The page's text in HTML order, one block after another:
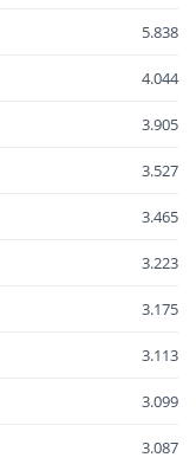
5.838
4.044
3.905
3.527
3.465
3.223
3.175
3.113
3.099
3.087